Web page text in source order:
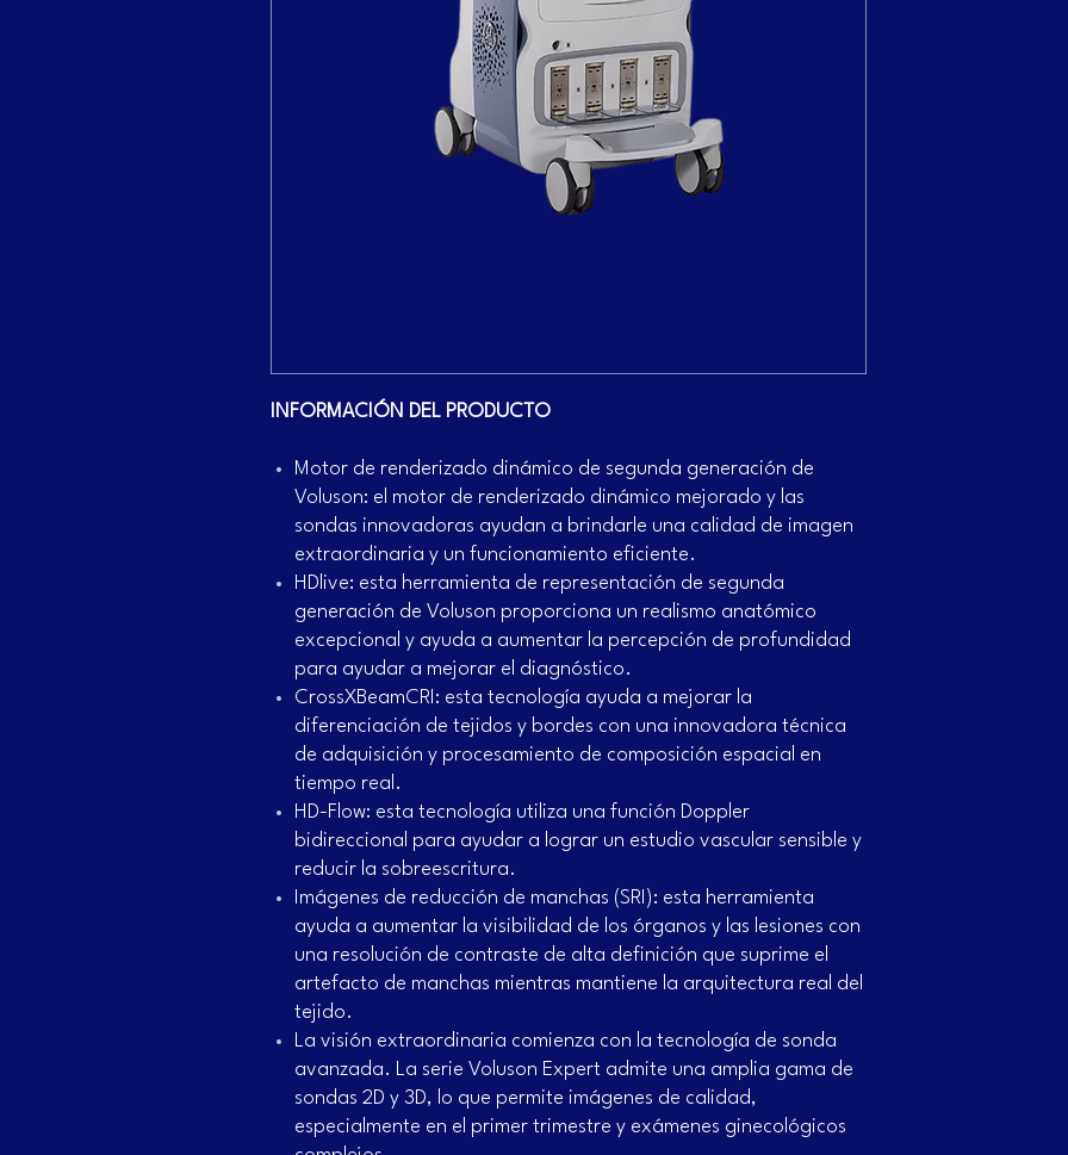
INFORMACIÓN DEL PRODUCTO
Motor de renderizado dinámico de segunda generación de
Voluson: el motor de renderizado dinámico mejorado y las
sondas innovadoras ayudan a brindarle una calidad de imagen
extraordinaria y un funcionamiento eficiente.
HDlive: esta herramienta de representación de segunda
generación de Voluson proporciona un realismo anatómico
excepcional y ayuda a aumentar la percepción de profundidad
para ayudar a mejorar el diagnóstico.
CrossXBeamCRI: esta tecnología ayuda a mejorar la
diferenciación de tejidos y bordes con una innovadora técnica
de adquisición y procesamiento de composición espacial en
tiempo real.
HD-Flow: esta tecnología utiliza una función Doppler
bidireccional para ayudar a lograr un estudio vascular sensible y
reducir la sobreescritura.
Imágenes de reducción de manchas (SRI): esta herramienta
ayuda a aumentar la visibilidad de los órganos y las lesiones con
una resolución de contraste de alta definición que suprime el
artefacto de manchas mientras mantiene la arquitectura real del
tejido.
La visión extraordinaria comienza con la tecnología de sonda
avanzada. La serie Voluson Expert admite una amplia gama de
sondas 2D y 3D, lo que permite imágenes de calidad,
especialmente en el primer trimestre y exámenes ginecológicos